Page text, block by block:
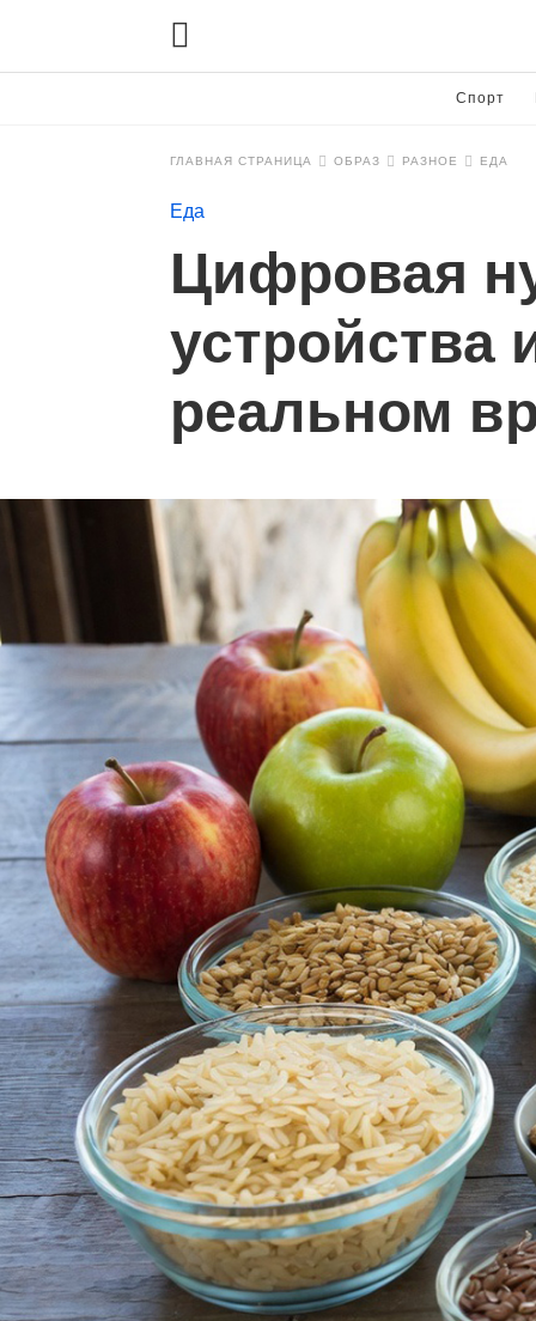
Спорт
ГЛАВНАЯ СТРАНИЦА ОБРАЗ РАЗНОЕ ЕДА
Еда
Цифровая
устройства
реальном